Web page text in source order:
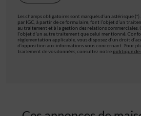
Les champs obligatoires sont marqués d’un astérisque
par IGC, à partir de ce formulaire, font l’objet d’un
au traitement et à la gestion des relations commerciales.
l’objet d’un autre traitement que celui mentionné.
règlementation applicable, vous disposez d’un droit
d’opposition aux informations vous concernant. Pour
traitement de vos données, consultez notre politique